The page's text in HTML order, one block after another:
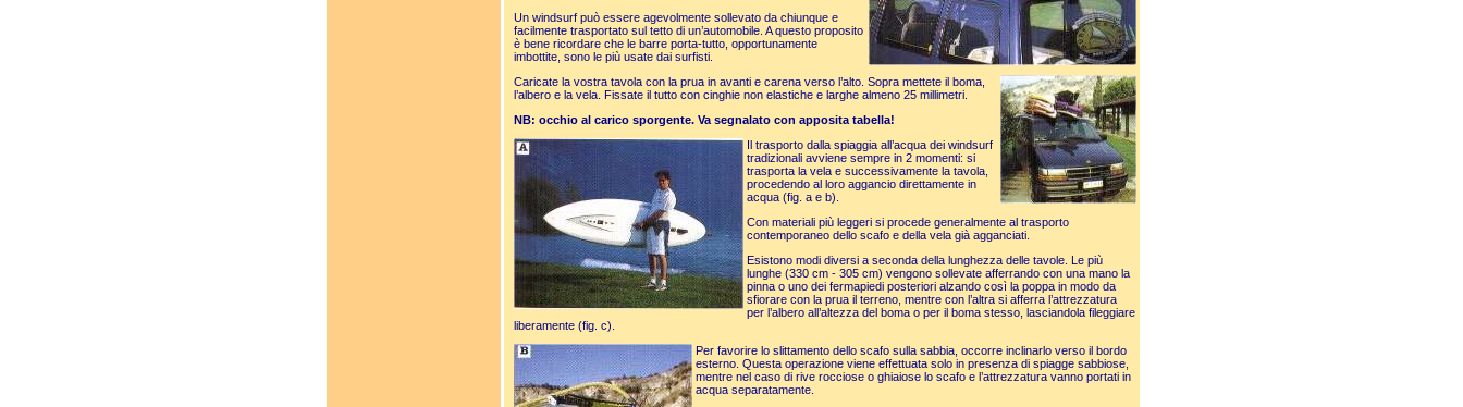
Un windsurf può essere agevolmente sollevato da chiunque e
facilmente trasportato sul tetto di un’automobile. A questo proposito
è bene ricordare che le barre porta-tutto, opportunamente
imbottite, sono le più usate dai surfisti.
Caricate la vostra tavola con la prua in avanti e carena verso l’alto. Sopra mettete il boma,
l’albero e la vela. Fissate il tutto con cinghie non elastiche e larghe almeno 25 millimetri.
NB: occhio al carico sporgente. Va segnalato con apposita tabella!
Il trasporto dalla spiaggia all’acqua dei windsurf
tradizionali avviene sempre in 2 momenti: si
trasporta la vela e successivamente la tavola,
procedendo al loro aggancio direttamente in
acqua (fig. a e b).
Con materiali più leggeri si procede generalmente al trasporto
contemporaneo dello scafo e della vela già agganciati.
Esistono modi diversi a seconda della lunghezza delle tavole. Le più
lunghe (330 cm - 305 cm) vengono sollevate afferrando con una mano la
pinna o uno dei fermapiedi posteriori alzando così la poppa in modo da
sfiorare con la prua il terreno, mentre con l’altra si afferra l’attrezzatura
per l’albero all’altezza del boma o per il boma stesso, lasciandola fileggiare
liberamente (fig. c).
Per favorire lo slittamento dello scafo sulla sabbia, occorre inclinarlo verso il bordo
esterno. Questa operazione viene effettuata solo in presenza di spiagge sabbiose,
mentre nel caso di rive rocciose o ghiaiose lo scafo e l’attrezzatura vanno portati in
acqua separatamente.